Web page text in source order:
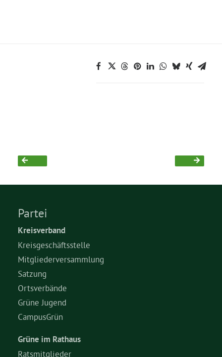
CampusGrün
Aktuelles
Termine
Kontakt
Partei
Kreisverband
Kreisgeschäftsstelle
Mitgliederversammlung
Satzung
Ortsverbände
Grüne Jugend
CampusGrün
Grüne im Rathaus
Ratsmitglieder